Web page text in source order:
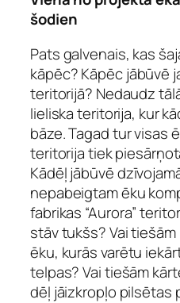
šodien
Pats galvenais, kas
kāpēc? Kāpēc jābūvē
teritorijā? Nedaudz
lieliska teritorija, kur
bāze. Tagad tur visas
teritorija tiek
Kādēļ jābūvē
nepabeigtam ēku
fabrikas “Aurora”
stāv tukšs? Vai
ēku, kurās varētu
telpas? Vai tiešām
dēļ jāizkropļo pilsētas